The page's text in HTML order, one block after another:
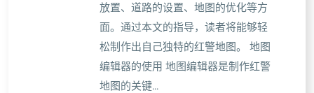
放置、道路的设置、地图的优化等方
面。通过本文的指导，读者将能够轻
松制作出自己独特的红警地图。 地图
编辑器的使用 地图编辑器是制作红警
地图的关键...